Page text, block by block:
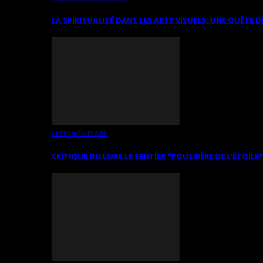
LA SPIRITUALITÉ DANS LES ARTS VISUELS: UNE QUÊTE
CRITIQUES D’ART
CRITIQUE DU LIVRE LE SENTIER *POUSSIÈRE DE L’ÉTOILE*